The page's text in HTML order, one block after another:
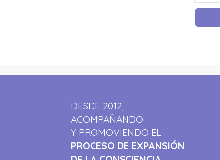
DESDE 2012,
ACOMPAÑANDO
Y PROMOVIENDO EL
PROCESO DE EXPANSIÓN